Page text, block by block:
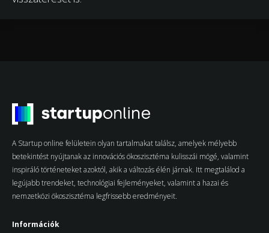
A Startup online felületein olyan tartalmakat találsz, amelyek mélyebb
betekintést nyújtanak az innovációs ökoszisztéma kulisszái mögé, valamint
inspiráló történeteket azoktól, akik a változás élén járnak. Itt megtalálod a
legújabb trendeket, technológiai fejleményeket, valamint a hazai és
nemzetközi ökoszisztéma legfrissebb eredményeit.
Információk